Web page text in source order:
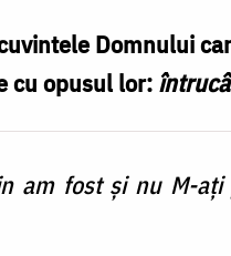
Domnului
cu opusul lor:
am fost şi nu M-